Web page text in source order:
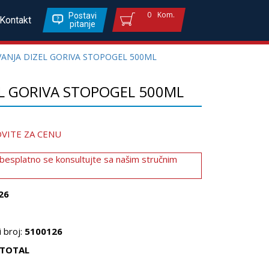
Postavi
pitanje
0 Kom.
DIZEL GORIVA STOPOGEL 500ML
GORIVA STOPOGEL 500ML
ZA CENU
se konsultujte sa našim stručnim
broj: 5100126